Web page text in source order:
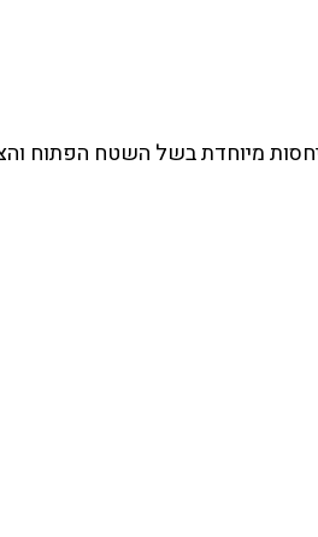
מיוחדת בשל השטח הפתוח